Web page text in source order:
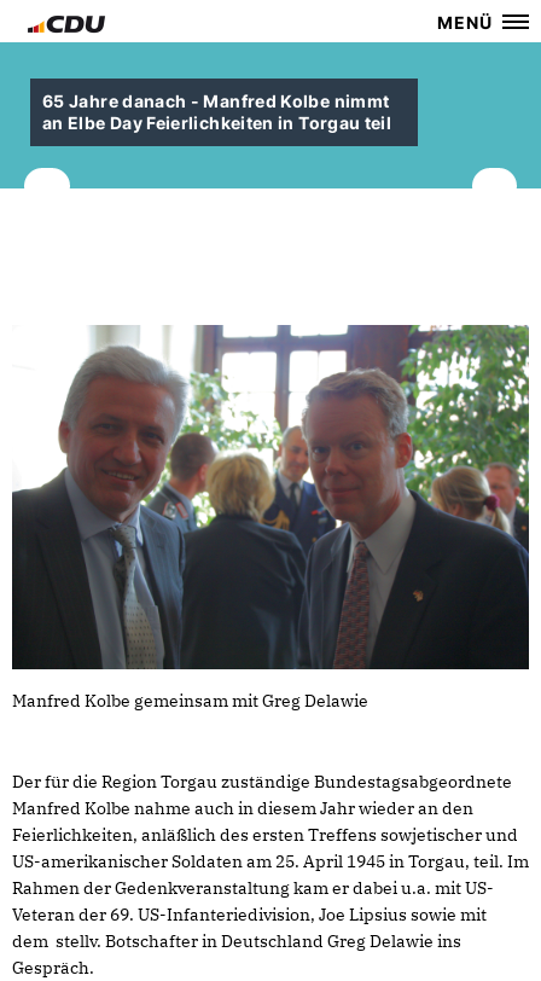
MENÜ
65 Jahre danach - Manfred Kolbe nimmt
an Elbe Day Feierlichkeiten in Torgau teil
Manfred Kolbe gemeinsam mit Greg Delawie
Der für die Region Torgau zuständige Bundestagsabgeordnete
Manfred Kolbe nahme auch in diesem Jahr wieder an den
Feierlichkeiten, anläßlich des ersten Treffens sowjetischer und
US-amerikanischer Soldaten am 25. April 1945 in Torgau, teil. Im
Rahmen der Gedenkveranstaltung kam er dabei u.a. mit US-
Veteran der 69. US-Infanteriedivision, Joe Lipsius sowie mit
dem stellv. Botschafter in Deutschland Greg Delawie ins
Gespräch.